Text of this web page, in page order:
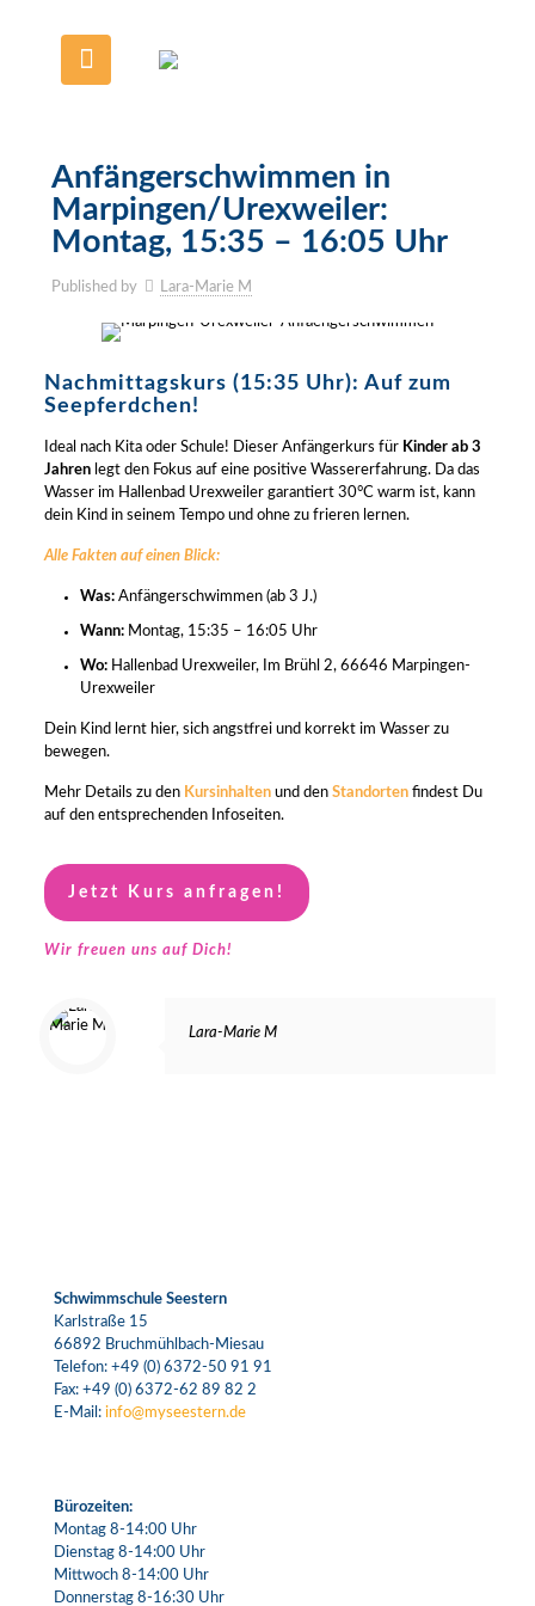
Anfängerschwimmen in
Marpingen/Urexweiler:
Montag, 15:35 – 16:05 Uhr
Published by Lara-Marie M
Nachmittagskurs (15:35 Uhr): Auf zum
Seepferdchen!
Ideal nach Kita oder Schule! Dieser Anfängerkurs für Kinder ab 3
Jahrenlegt den Fokus auf eine positive Wassererfahrung. Da das
Wasser im Hallenbad Urexweiler garantiert 30°C warm ist, kann
dein Kind in seinem Tempo und ohne zu frieren lernen.
Alle Fakten auf einen Blick:
Was:Anfängerschwimmen (ab 3 J.)
Wann:Montag, 15:35 – 16:05 Uhr
Wo: Hallenbad Urexweiler, Im Brühl 2, 66646 Marpingen-
Urexweiler
Dein Kind lernt hier, sich angstfrei und korrekt im Wasser zu
bewegen.
Mehr Details zu den Kursinhaltenund den Standortenfindest Du
auf den entsprechenden Infoseiten.
Jetzt Kurs anfragen!
Wir freuen uns auf Dich!
Lara-Marie M
Schwimmschule Seestern
Karlstraße 15
66892 Bruchmühlbach-Miesau
Telefon: +49 (0) 6372-50 91 91
Fax: +49 (0) 6372-62 89 82 2
E-Mail: info@myseestern.de
Bürozeiten:
Montag 8-14:00 Uhr
Dienstag 8-14:00 Uhr
Mittwoch 8-14:00 Uhr
Donnerstag 8-16:30 Uhr